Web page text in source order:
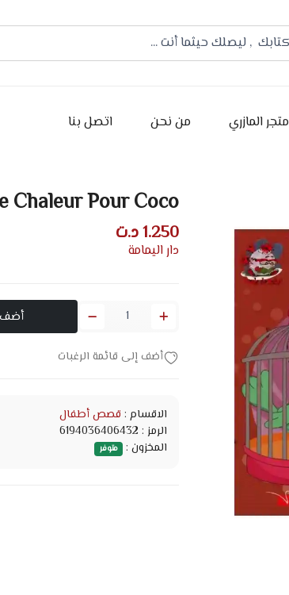
متجر المازري من نحن اتصل بنا
Chaleur Pour Coco
1.250 د.ت
دار اليمامة
أضف
أضف إلى قائمة الرغبات
الاقسام : قصص أطفال
الرمز : 6194036406432
المخزون :
متوفر